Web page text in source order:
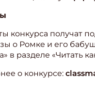
конкурса получат
о Ромке и его
в разделе «Читать
о конкурсе: